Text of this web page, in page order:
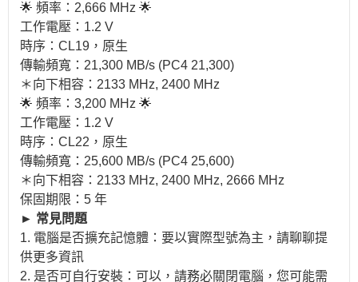
🌟 頻率：2,666 MHz 🌟
工作電壓：1.2 V
時序：CL19，原生
傳輸頻寬：21,300 MB/s (PC4 21,300)
＊向下相容：2133 MHz, 2400 MHz
🌟 頻率：3,200 MHz 🌟
工作電壓：1.2 V
時序：CL22，原生
傳輸頻寬：25,600 MB/s (PC4 25,600)
＊向下相容：2133 MHz, 2400 MHz, 2666 MHz
保固期限：5 年
► 常見問題
1. 電腦是否擴充記憶體：要以實際型號為主，請聊聊提
供更多資訊
2. 是否可自行安裝：可以，請務必關閉電腦，您可能需